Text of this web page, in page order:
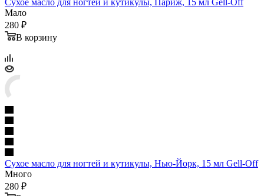
Мало
280 ₽
В корзину
Сухое масло для ногтей и кутикулы, Нью-Йорк, 15 мл Gell-Off
Много
280 ₽